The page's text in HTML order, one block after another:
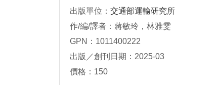
出版單位： 交通部運輸研究所
作/編/譯者：蔣敏玲，林雅雯
GPN：1011400222
出版／創刊日期：2025-03
價格：150